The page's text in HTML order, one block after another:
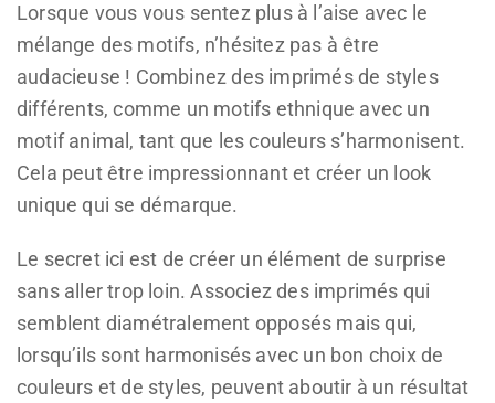
Lorsque vous vous sentez plus à l’aise avec le
mélange des motifs, n’hésitez pas à être
audacieuse ! Combinez des imprimés de styles
différents, comme un motifs ethnique avec un
motif animal, tant que les couleurs s’harmonisent.
Cela peut être impressionnant et créer un look
unique qui se démarque.
Le secret ici est de créer un élément de surprise
sans aller trop loin. Associez des imprimés qui
semblent diamétralement opposés mais qui,
lorsqu’ils sont harmonisés avec un bon choix de
couleurs et de styles, peuvent aboutir à un résultat